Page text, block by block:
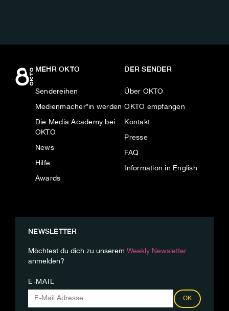
MEHR OKTO
Sendereihen
Medienmacher*in werden
Die Media Academy bei
OKTO
News
Hilfe
Awards
DER SENDER
Über OKTO
OKTO empfangen
Kontakt
Presse
FAQ
Information in English
NEWSLETTER
Möchtest du dich zu unserem Weekly Newsletter
anmelden?
E-MAIL
OK